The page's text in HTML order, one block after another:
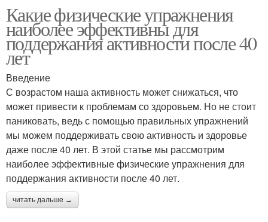
Какие физические упражнения
наиболее эффективны для
поддержания активности после 40
лет
Введение
С возрастом наша активность может снижаться, что
может привести к проблемам со здоровьем. Но не стоит
паниковать, ведь с помощью правильных упражнений
мы можем поддерживать свою активность и здоровье
даже после 40 лет. В этой статье мы рассмотрим
наиболее эффективные физические упражнения для
поддержания активности после 40 лет.
читать дальше →